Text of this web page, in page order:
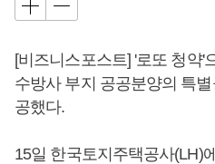
[비즈니스포스트] '로또 청약'
수방사 부지 공공분양의 특
공했다.
15일 한국토지주택공사(LH)